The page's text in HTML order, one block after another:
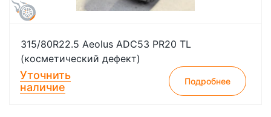
315/80R22.5 Aeolus ADC53 PR20 TL
(косметический дефект)
Уточнить
наличие
Подробнее